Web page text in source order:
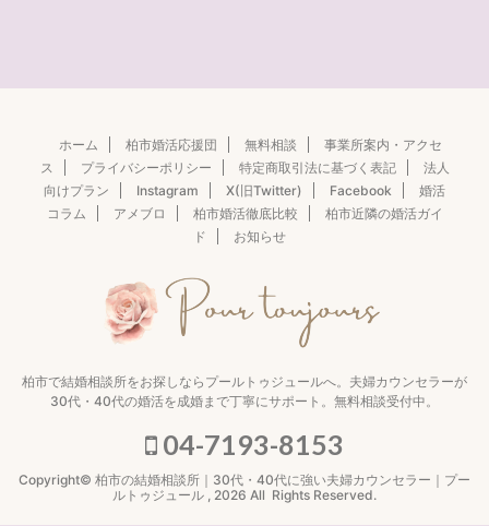
ホーム 柏市婚活応援団 無料相談
事業所案内・アクセ
ス
プライバシーポリシー 特定商取引法に基づく表記
法人
向けプラン
Instagram X(旧Twitter) Facebook
婚活
コラム
アメブロ 柏市婚活徹底比較
柏市近隣の婚活ガイ
ド
お知らせ
柏市で結婚相談所をお探しならプールトゥジュールへ。夫婦カウンセラーが
30代・40代の婚活を成婚まで丁寧にサポート。無料相談受付中。
04-7193-8153
Copyright© 柏市の結婚相談所｜30代・40代に強い夫婦カウンセラー｜プー
ルトゥジュール , 2026 All Rights Reserved.